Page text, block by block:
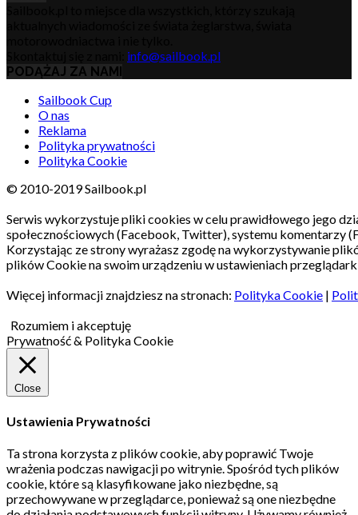
info@sailbook.pl
PODĄŻAJ ZA NAMI
Sailbook Cup
O nas
Reklama
Polityka prywatności
Polityka Cookie
© 2010-2019 Sailbook.pl
Serwis wykorzystuje pliki cookies w celu prawidłowego jego
społecznościowych (Facebook, Twitter), systemu komentarzy
Korzystając ze strony wyrażasz zgodę na wykorzystywanie
plików Cookie na swoim urządzeniu w ustawieniach
Więcej informacji znajdziesz na stronach: Polityka Cookie |
Rozumiem i akceptuję
Prywatność & Polityka Cookie
Close
Ustawienia Prywatności
Ta strona korzysta z plików cookie, aby poprawić Twoje
wrażenia podczas nawigacji po witrynie.Spośród tych plików
cookie, które są klasyfikowane jako niezbędne, są
przechowywane w przeglądarce, ponieważ są one niezbędne